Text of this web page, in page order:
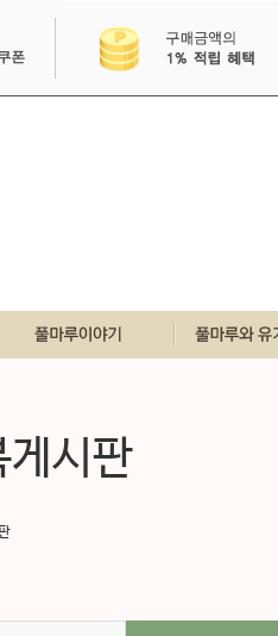
풀마루 브랜드
풀마루 언론소개
게시판